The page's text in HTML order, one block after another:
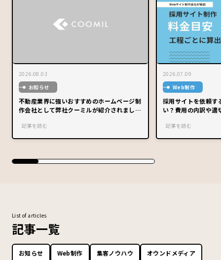
2026.08.03
お知らせ
不動産業界に強いおすすめのホームページ制
作会社として弊社クーミルが紹介されまし
記事を読む
2026.07.09
Web制作
採用サイトを依頼す
い？費用の内訳や適
記事を読む
List of articles
記事一覧
お知らせ Web制作 集客ノウハウ オウンドメディア